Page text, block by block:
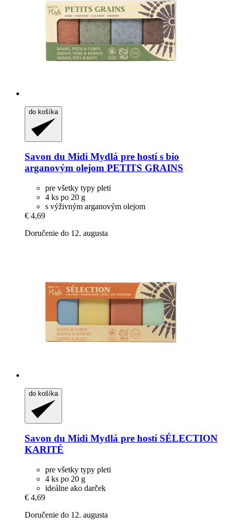
do košíka
Savon du Midi Mydlá pre hostí s bio
arganovým olejom PETITS GRAINS
pre všetky typy pleti
4 ks po 20 g
s výživným arganovým olejom
€ 4,69
Doručenie do 12. augusta
do košíka
Savon du Midi Mydlá pre hostí SÉLECTION
KARITÉ
pre všetky typy pleti
4 ks po 20 g
ideálne ako darček
€ 4,69
Doručenie do 12. augusta